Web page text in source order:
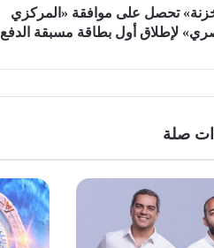
تحصل على موافقة «المركزي
لإطلاق أول بطاقة مسبقة الدفع
صلة